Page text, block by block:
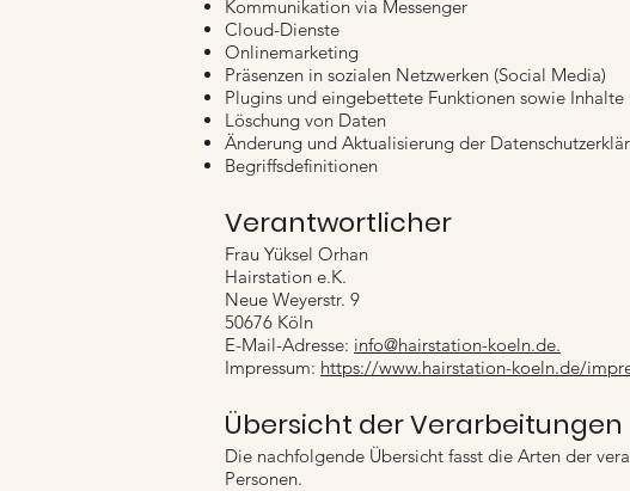
Kommunikation via Messenger
Cloud-Dienste
Onlinemarketing
Präsenzen in sozialen Netzwerken (Social Media)
Plugins und eingebettete Funktionen sowie Inhalte
Löschung von Daten
Änderung und Aktualisierung der
Begriffsdefinitionen
Verantwortlicher
Frau Yüksel Orhan
Hairstation e.K.
Neue Weyerstr. 9
50676 Köln
E-Mail-Adresse: info@hairstation-koeln.de.
Impressum: https://www.hairstation-koeln.de/
Übersicht der Verarbeitungen
Die nachfolgende Übersicht fasst die Arten der
Personen.